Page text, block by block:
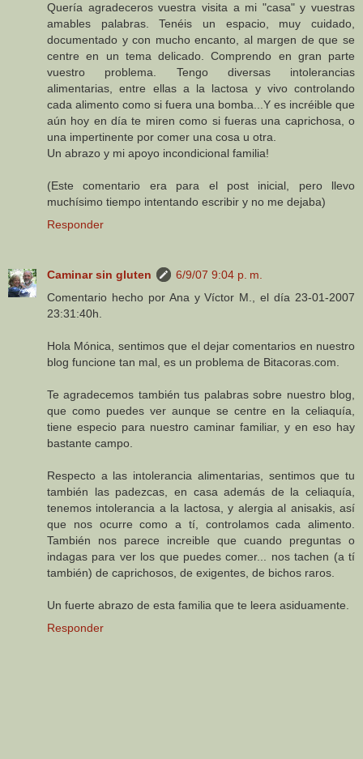
Quería agradeceros vuestra visita a mi "casa" y vuestras
amables palabras. Tenéis un espacio, muy cuidado,
documentado y con mucho encanto, al margen de que se
centre en un tema delicado. Comprendo en gran parte
vuestro problema. Tengo diversas intolerancias
alimentarias, entre ellas a la lactosa y vivo controlando
cada alimento como si fuera una bomba...Y es incréible que
aún hoy en día te miren como si fueras una caprichosa, o
una impertinente por comer una cosa u otra.
Un abrazo y mi apoyo incondicional familia!
(Este comentario era para el post inicial, pero llevo
muchísimo tiempo intentando escribir y no me dejaba)
Responder
Caminar sin gluten
6/9/07 9:04 p. m.
Comentario hecho por Ana y Víctor M., el día 23-01-2007
23:31:40h.
Hola Mónica, sentimos que el dejar comentarios en nuestro
blog funcione tan mal, es un problema de Bitacoras.com.
Te agradecemos también tus palabras sobre nuestro blog,
que como puedes ver aunque se centre en la celiaquía,
tiene especio para nuestro caminar familiar, y en eso hay
bastante campo.
Respecto a las intolerancia alimentarias, sentimos que tu
también las padezcas, en casa además de la celiaquía,
tenemos intolerancia a la lactosa, y alergia al anisakis, así
que nos ocurre como a tí, controlamos cada alimento.
También nos parece increible que cuando preguntas o
indagas para ver los que puedes comer... nos tachen (a tí
también) de caprichosos, de exigentes, de bichos raros.
Un fuerte abrazo de esta familia que te leera asiduamente.
Responder